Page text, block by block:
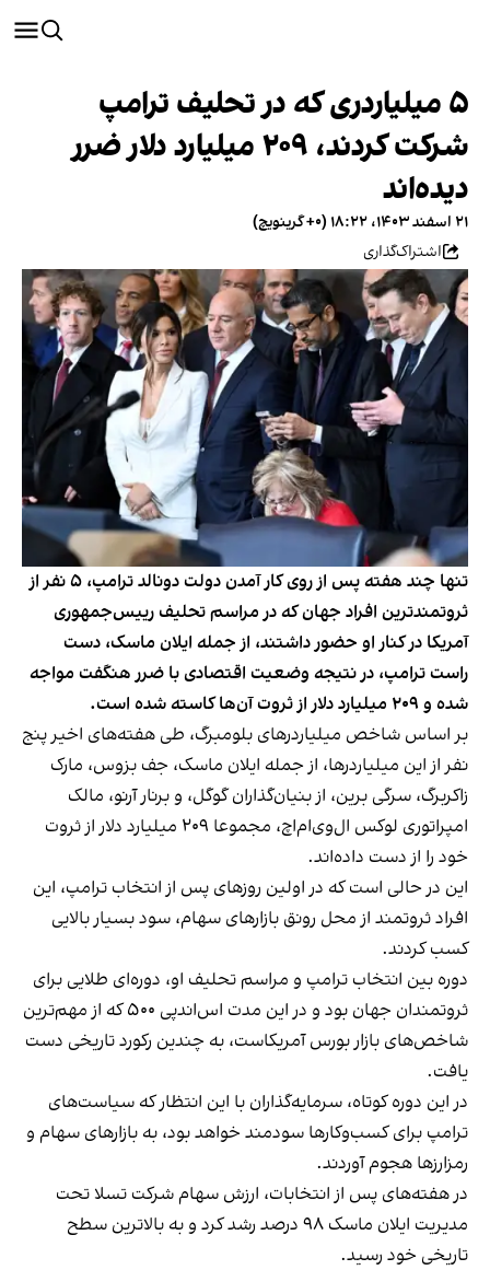
۵ میلیاردری که در تحلیف ترامپ
شرکت کردند، ۲۰۹ میلیارد دلار ضرر
دیده‌اند
۲۱ اسفند ۱۴۰۳، ۱۸:۲۲ (‎+۰ گرینویچ)
اشتراک‌گذاری
تنها چند هفته پس از روی کار آمدن دولت دونالد ترامپ، ۵ نفر از
ثروتمندترین افراد جهان که در مراسم تحلیف رییس‌جمهوری
آمریکا در کنار او حضور داشتند، از جمله ایلان ماسک، دست
راست ترامپ، در نتیجه وضعیت اقتصادی با ضرر هنگفت مواجه
شده و ۲۰۹ میلیارد دلار از ثروت آن‌ها کاسته شده است.
بر اساس شاخص میلیاردرهای بلومبرگ، طی هفته‌های اخیر پنج
نفر از این میلیاردرها، از جمله ایلان ماسک، جف بزوس، مارک
زاکربرگ، سرگی برین، از بنیان‌گذاران گوگل، و برنار آرنو، مالک
امپراتوری لوکس ال‌وی‌ام‌اچ، مجموعا ۲۰۹ میلیارد دلار از ثروت
خود را از دست داده‌اند.
این در حالی است که در اولین روزهای پس از انتخاب ترامپ، این
افراد ثروتمند از محل رونق بازارهای سهام، سود بسیار بالایی
کسب کردند.
دوره بین انتخاب ترامپ و مراسم تحلیف او، دوره‌ای طلایی برای
ثروتمندان جهان بود و در این مدت اس‌اند‌‌پی ۵۰۰ که از مهم‌ترین
شاخص‌های بازار بورس آمریکاست، به چندین رکورد تاریخی دست
یافت.
در این دوره کوتاه، سرمایه‌گذاران با این انتظار که سیاست‌های
ترامپ برای کسب‌وکارها سودمند خواهد بود، به بازارهای سهام و
رمزارزها هجوم آوردند.
در هفته‌های پس از انتخابات، ارزش سهام شرکت تسلا تحت
مدیریت ایلان ماسک ۹۸ درصد رشد کرد و به بالاترین سطح
تاریخی خود رسید.